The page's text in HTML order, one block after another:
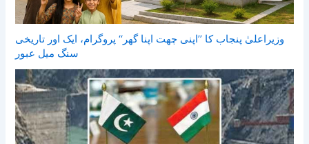
وزیراعلیٰ پنجاب کا ’’اپنی چھت اپنا گھر‘‘ پروگرام، ایک اور تاریخی
سنگ میل عبور